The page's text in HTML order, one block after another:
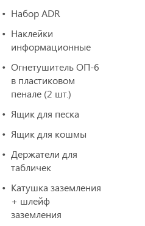
Набор ADR
Наклейки
информационные
Огнетушитель ОП-6
в пластиковом
пенале (2 шт.)
Ящик для песка
Ящик для кошмы
Держатели для
табличек
Катушка заземления
+ шлейф
заземления